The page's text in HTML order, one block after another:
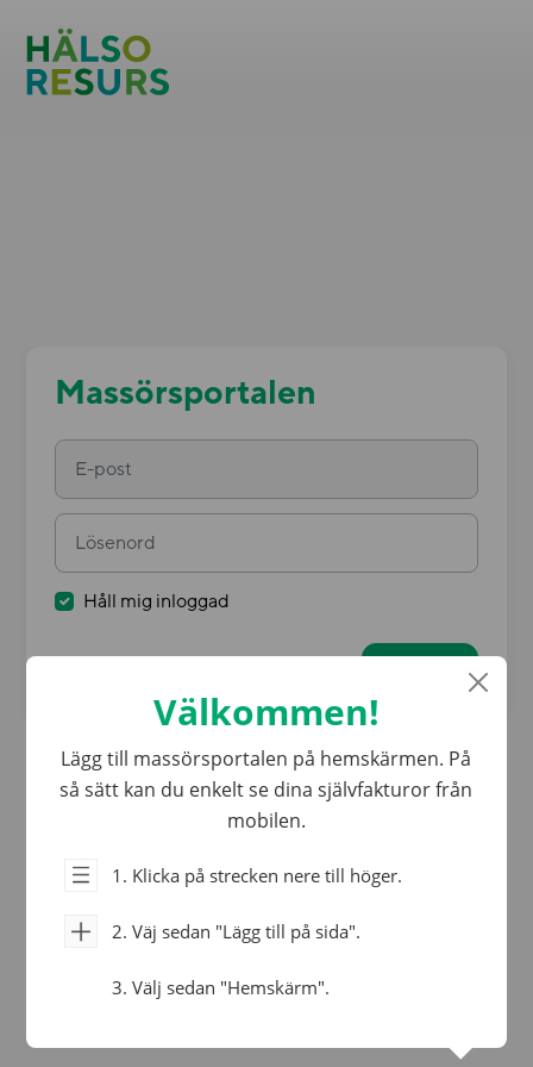
Välkommen!
Lägg till massörsportalen på hemskärmen. På
så sätt kan du enkeltse dina självfakturor från
mobilen.
1. Klicka på strecken nere till höger.
2. Väj sedan "Lägg till på sida".
3. Välj sedan "Hemskärm".
Massörsportalen
Håll mig inloggad